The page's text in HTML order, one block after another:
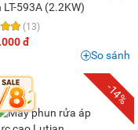
593A (2.2KW)
(13)
đ
So sánh
-14%